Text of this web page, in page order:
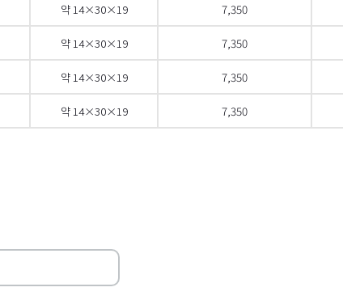
약 14×30×19 7,350
약 14×30×19 7,350
약 14×30×19 7,350
약 14×30×19 7,350